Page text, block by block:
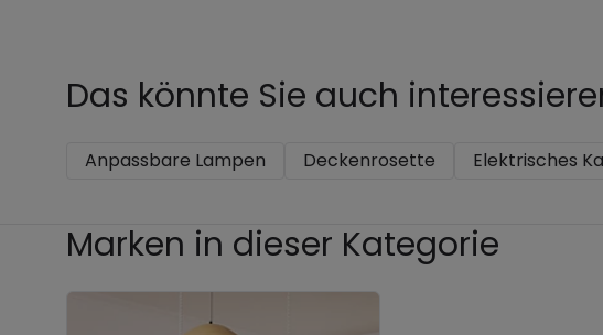
Das könnte Sie auch
Anpassbare Lampen Deckenrosette Elektrisches
Marken in dieser Kategorie